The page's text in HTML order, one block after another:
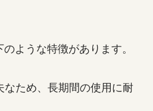
ような特徴があります。
なため、長期間の使用に耐